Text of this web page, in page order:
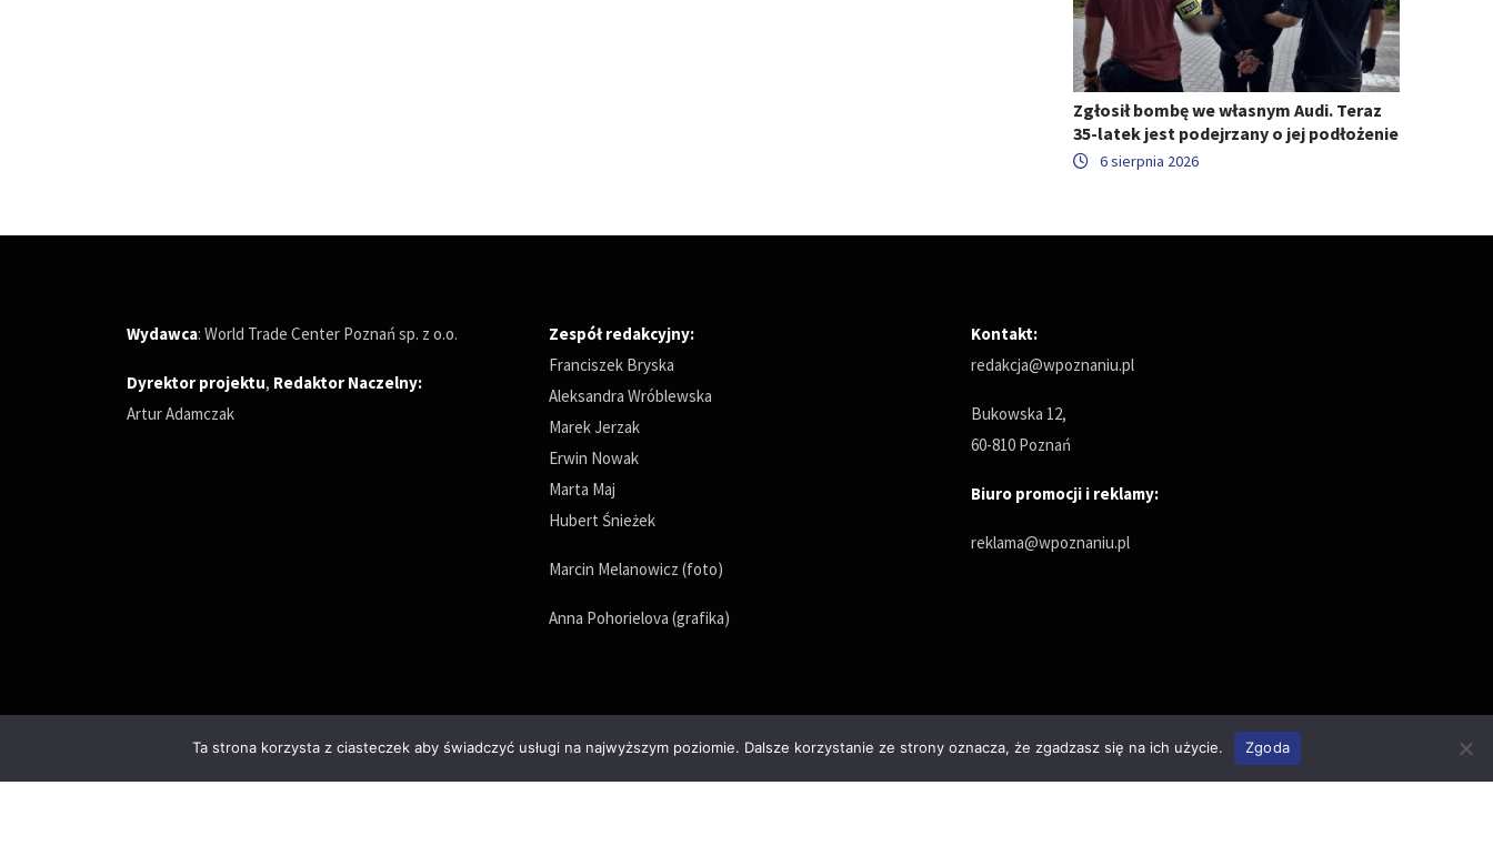
Zgłosił bombę we własnym Audi. Teraz
35-latek jest podejrzany o jej podłożenie
6 sierpnia 2026
Wydawca: World Trade Center Poznań sp. z o.o.
Dyrektor projektu, Redaktor Naczelny:
Artur Adamczak
Zespół redakcyjny:
Franciszek Bryska
Aleksandra Wróblewska
Marek Jerzak
Erwin Nowak
Marta Maj
Hubert Śnieżek
Marcin Melanowicz (foto)
Anna Pohorielova (grafika)
Kontakt:
redakcja@wpoznaniu.pl
Bukowska 12,
60-810 Poznań
Biuro promocji i reklamy:
reklama@wpoznaniu.pl
Ta strona korzysta z ciasteczek aby świadczyć usługi na najwyższym poziomie. Dalsze korzystanie ze strony oznacza, że zgadzasz się na ich użycie. Zgoda